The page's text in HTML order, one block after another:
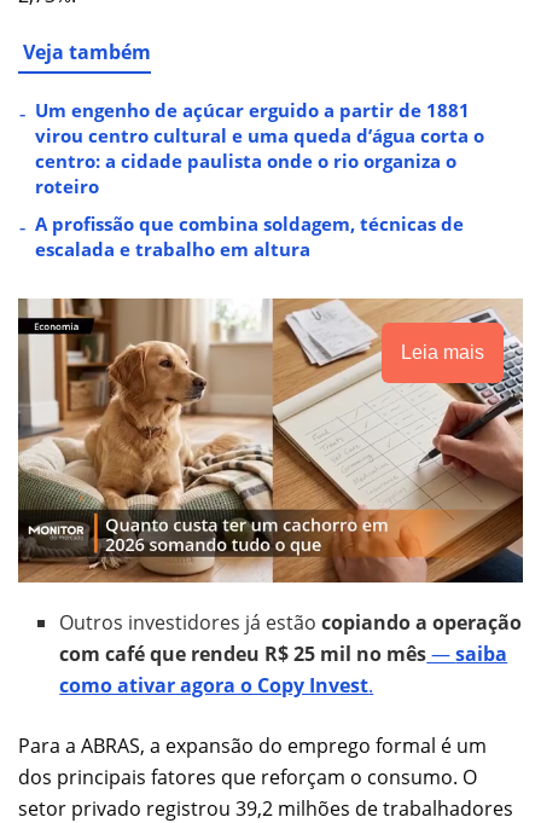
Veja também
Um engenho de açúcar erguido a partir de 1881
virou centro cultural e uma queda d’água corta o
centro: a cidade paulista onde o rio organiza o
roteiro
A profissão que combina soldagem, técnicas de
escalada e trabalho em altura
Leia mais
Outros investidores já estão copiando a operação
com café que rendeu R$ 25 mil no mês—saiba
como ativar agora o Copy Invest.
Para a ABRAS, a expansão do emprego formal é um
dos principais fatores que reforçam o consumo. O
setor privado registrou 39,2 milhões de trabalhadores